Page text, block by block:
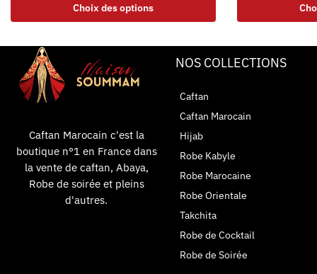
Choix des options
Caftan Marocain c'est la
boutique n°1 en France dans
la vente de caftan, Abaya,
Robe de soirée et pleins
d'autres.
NOS COLLECTIONS
Caftan
Caftan Marocain
Hijab
Robe Kabyle
Robe Marocaine
Robe Orientale
Takchita
Robe de Cocktail
Robe de Soirée